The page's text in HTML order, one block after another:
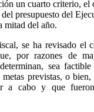
un cuarto criterio, el
presupuesto del
mitad del año.
se ha revisado el
por razones de
sea
previstas, o
a cabo y que